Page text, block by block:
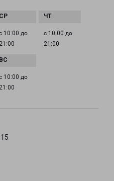
10:00 до
21:00
с 10:00 до
21:00
10:00 до
21:00